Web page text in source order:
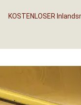
KOSTENLOSER